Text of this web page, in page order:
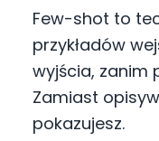
Few-shot to
przykładów
wyjścia, zanim
Zamiast
pokazujesz.